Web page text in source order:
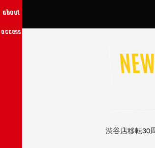
about
access
渋谷店移転30